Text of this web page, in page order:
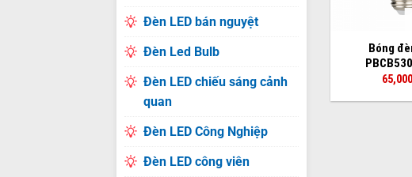
Đèn LED bán nguyệt
Đèn Led Bulb
Đèn LED chiếu sáng cảnh
quan
Đèn LED Công Nghiệp
Đèn LED công viên
Bóng
65,000